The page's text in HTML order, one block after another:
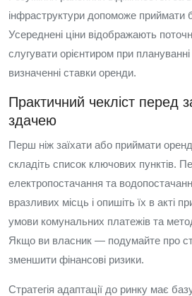
інфраструктури допоможе приймати
Усереднені ціни відображають
слугувати орієнтиром при
визначенні ставки оренди.
Практичний чекліст перед
здачею
Перш ніж заїхати або приймати
складіть список ключових пунктів.
електропостачання та
вразливих місць і опишіть їх в акті
умови комунальних платежів та
Якщо ви власник — подумайте про
зменшити фінансові ризики.
Стратегія адаптації до ринку має